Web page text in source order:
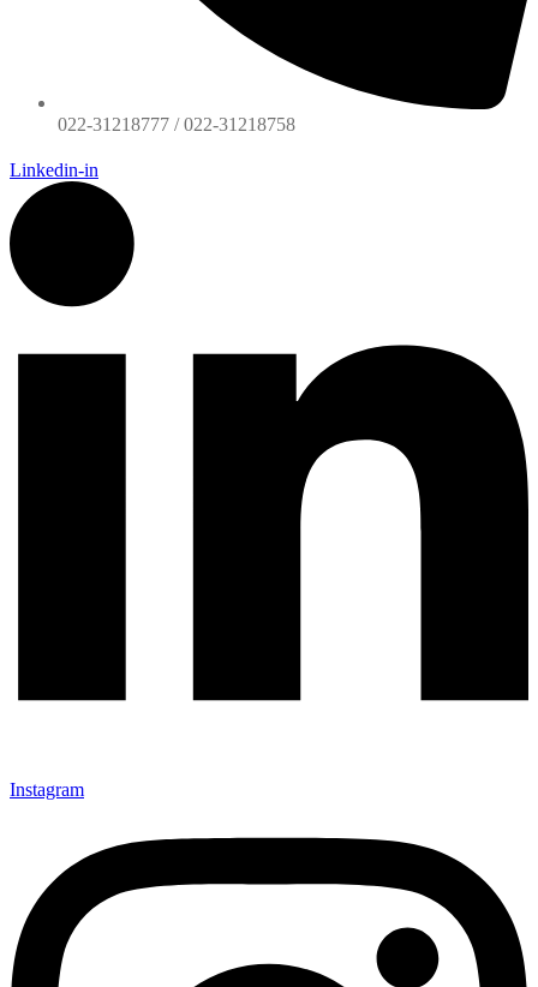
022-31218777 / 022-31218758
Linkedin-in
Instagram